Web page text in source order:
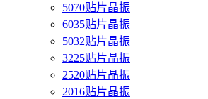
5070贴片晶振
6035贴片晶振
5032贴片晶振
3225贴片晶振
2520贴片晶振
2016贴片晶振